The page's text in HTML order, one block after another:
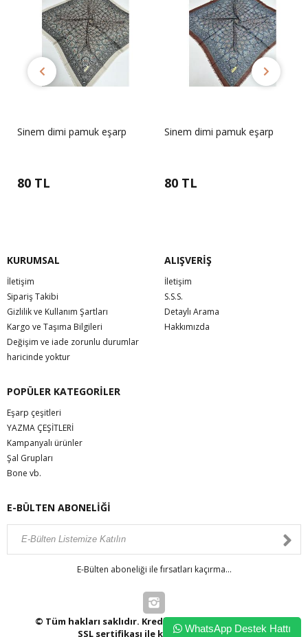
Sinem dimi pamuk eşarp
80 TL
Sinem dimi pamuk eşarp
80 TL
KURUMSAL
İletişim
Sipariş Takibi
Gizlilik ve Kullanım Şartları
Kargo ve Taşıma Bilgileri
Değişim ve iade zorunlu durumlar
haricinde yoktur
ALIŞVERİŞ
İletişim
S.S.S.
Detaylı Arama
Hakkımızda
POPÜLER KATEGORİLER
Eşarp çeşitleri
YAZMA ÇEŞİTLERİ
Kampanyalı ürünler
Şal Grupları
Bone vb.
E-BÜLTEN ABONELİĞİ
E-Bülten aboneliği ile fırsatları kaçırma...
© Tüm hakları saklıdır. Kredi kartı bilgileriniz 256bit
SSL sertifikası ile korunmaktadır.WhatsApp Destek Hattı